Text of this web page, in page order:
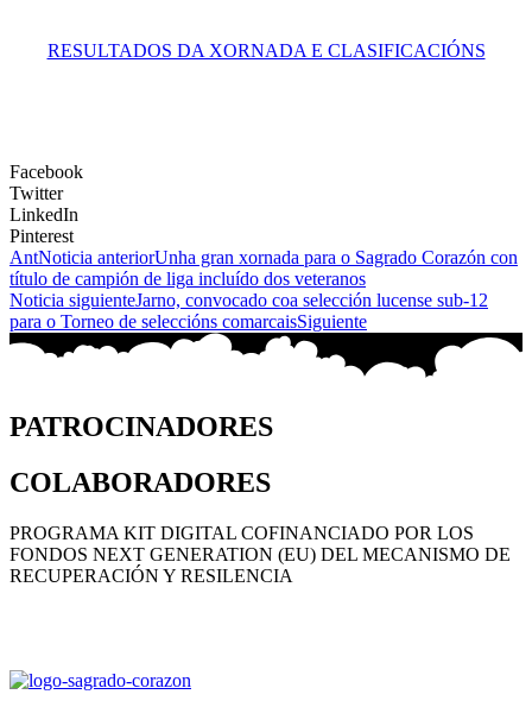
RESULTADOS DA XORNADA E CLASIFICACIÓNS
Facebook
Twitter
LinkedIn
Pinterest
AntNoticia anteriorUnha gran xornada para o Sagrado Corazón con
título de campión de liga incluído dos veteranos
Noticia siguienteJarno, convocado coa selección lucense sub-12
para o Torneo de seleccións comarcaisSiguiente
PATROCINADORES
COLABORADORES
PROGRAMA KIT DIGITAL COFINANCIADO POR LOS
FONDOS NEXT GENERATION (EU) DEL MECANISMO DE
RECUPERACIÓN Y RESILENCIA